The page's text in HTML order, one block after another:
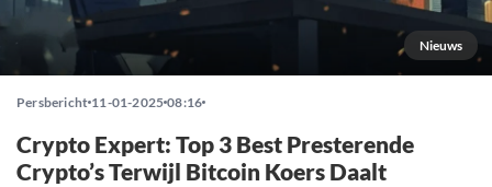
Nieuws
Persbericht 11-01-2025 08:16
Crypto Expert: Top 3 Best Presterende
Crypto’s Terwijl Bitcoin Koers Daalt